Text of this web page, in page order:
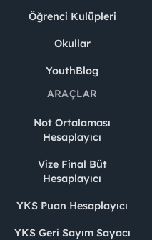
Öğrenci Kulüpleri
Okullar
YouthBlog
ARAÇLAR
Not Ortalaması
Hesaplayıcı
Vize Final Büt
Hesaplayıcı
YKS Puan Hesaplayıcı
YKS Geri Sayım Sayacı